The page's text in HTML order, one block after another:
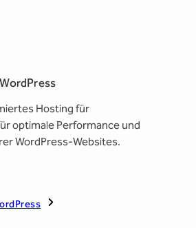
Hosting für
optimale Performance und
WordPress-Websites.